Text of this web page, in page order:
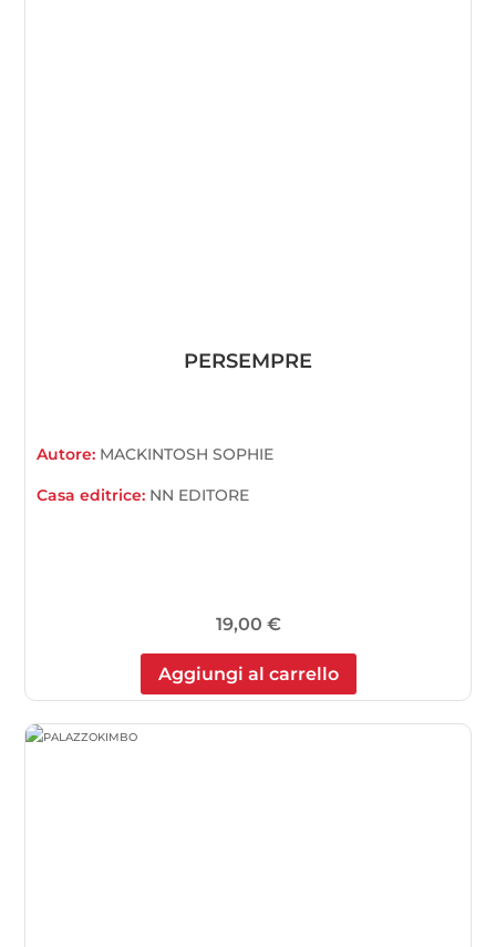
PERSEMPRE
Autore: MACKINTOSH SOPHIE
Casa editrice: NN EDITORE
19,00 €
Aggiungi al carrello